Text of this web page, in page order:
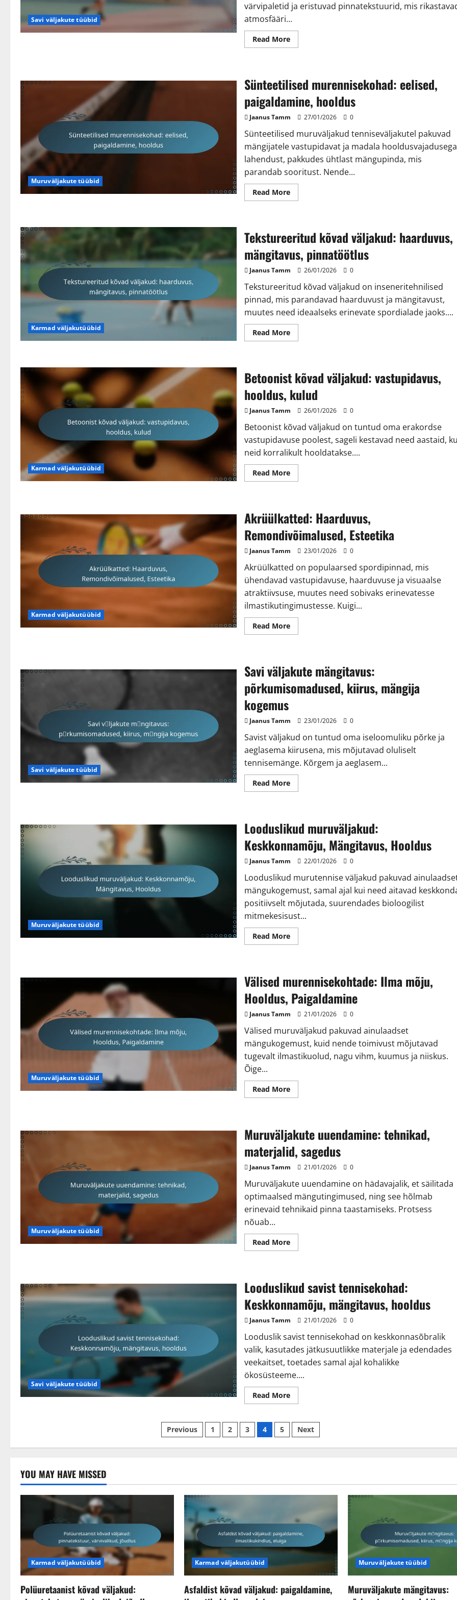
Savi väljakute tüübid
värvipaletid ja eristuvad pinnatekstuurid, mis
atmosfääri...
Read MoreRead
more
atraktiivsus,
Maastiku
kujundamine,
Integreerimine
Muruväljakute tüübid
Sünteetilised murennisekohad: eelised,
paigaldamine, hooldus
Jaanus Tamm 27/01/2026 0
Sünteetilised muruväljakud tenniseväljakutel pakuvad
mängijatele vastupidavat ja madala hooldusvajadusega
lahendust, pakkudes ühtlast mängupinda, mis
parandab sooritust. Nende...
Read MoreRead
more
paigaldamine,
hooldus
Karmad väljakutüübid
Tekstureeritud kõvad väljakud: haarduvus,
mängitavus, pinnatöötlus
Jaanus Tamm 26/01/2026 0
Tekstureeritud kõvad väljakud on inseneritehnilised
pinnad, mis parandavad haarduvust ja mängitavust,
muutes need ideaalseks erinevate spordialade jaoks....
Read MoreRead
more
haarduvus,
mängitavus,
pinnatöötlus
Karmad väljakutüübid
Betoonist kõvad väljakud: vastupidavus,
hooldus, kulud
Jaanus Tamm 26/01/2026 0
Betoonist kõvad väljakud on tuntud oma erakordse
vastupidavuse poolest, sageli kestavad need aastaid,
neid korralikult hooldatakse....
Read MoreRead
more
vastupidavus,
hooldus,
kulud
Karmad väljakutüübid
Akrüülkatted: Haarduvus,
Remondivõimalused, Esteetika
Jaanus Tamm 23/01/2026 0
Akrüülkatted on populaarsed spordipinnad, mis
ühendavad vastupidavuse, haarduvuse ja visuaalse
atraktiivsuse, muutes need sobivaks erinevatesse
ilmastikutingimustesse. Kuigi...
Read MoreRead
more
Esteetika
Savi väljakute tüübid
Savi väljakute mängitavus:
põrkumisomadused, kiirus, mängija
kogemus
Jaanus Tamm 23/01/2026 0
Savist väljakud on tuntud oma iseloomuliku põrke ja
aeglasema kiirusena, mis mõjutavad oluliselt
tennisemänge. Kõrgem ja aeglasem...
Read MoreRead
more
põrkumisomadused,
kiirus,
mängija
kogemus
Muruväljakute tüübid
Looduslikud muruväljakud:
Keskkonnamõju, Mängitavus, Hooldus
Jaanus Tamm 22/01/2026 0
Looduslikud murutennise väljakud pakuvad
mängukogemust, samal ajal kui need aitavad
positiivselt mõjutada, suurendades bioloogilist
mitmekesisust...
Read MoreRead
more
Mängitavus,
Hooldus
Muruväljakute tüübid
Välised murennisekohtade: Ilma mõju,
Hooldus, Paigaldamine
Jaanus Tamm 21/01/2026 0
Välised muruväljakud pakuvad ainulaadset
mängukogemust, kuid nende toimivust mõjutavad
tugevalt ilmastikuolud, nagu vihm, kuumus ja niiskus.
Õige...
Read MoreRead
more
mõju,
Hooldus,
Paigaldamine
Muruväljakute tüübid
Muruväljakute uuendamine: tehnikad,
materjalid, sagedus
Jaanus Tamm 21/01/2026 0
Muruväljakute uuendamine on hädavajalik, et säilitada
optimaalsed mängutingimused, ning see hõlmab
erinevaid tehnikaid pinna taastamiseks. Protsess
nõuab...
Read MoreRead
more
materjalid,
sagedus
Savi väljakute tüübid
Looduslikud savist tennisekohad:
Keskkonnamõju, mängitavus, hooldus
Jaanus Tamm 21/01/2026 0
Looduslik savist tennisekohad on keskkonnasõbralik
valik, kasutades jätkusuutlikke materjale ja edendades
veekaitset, toetades samal ajal kohalikke
ökosüsteeme....
Read MoreRead
more
savist
tennisekohad:
Keskkonnamõju,
Posts
pagination
Previous 1 2 3 4 5 Next
YOU MAY HAVE MISSED
Karmad väljakutüübid
Polüuretaanist kõvad väljakud:
Karmad väljakutüübid
Asfaldist kõvad väljakud: paigaldamine,
Muruväljakute tüübid
Muruväljakute mängitavus: